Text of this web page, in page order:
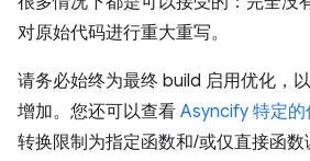
对原始代码进行重大重写。
请务必始终为最终 build 启用优化，
增加。您还可以查看 Asyncify 特定的
转换限制为指定函数和/或仅直接函